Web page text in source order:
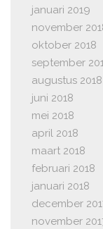
januari 2019
november
oktober 2018
september
augustus 2018
juni 2018
mei 2018
april 2018
maart 2018
februari 2018
januari 2018
december
november